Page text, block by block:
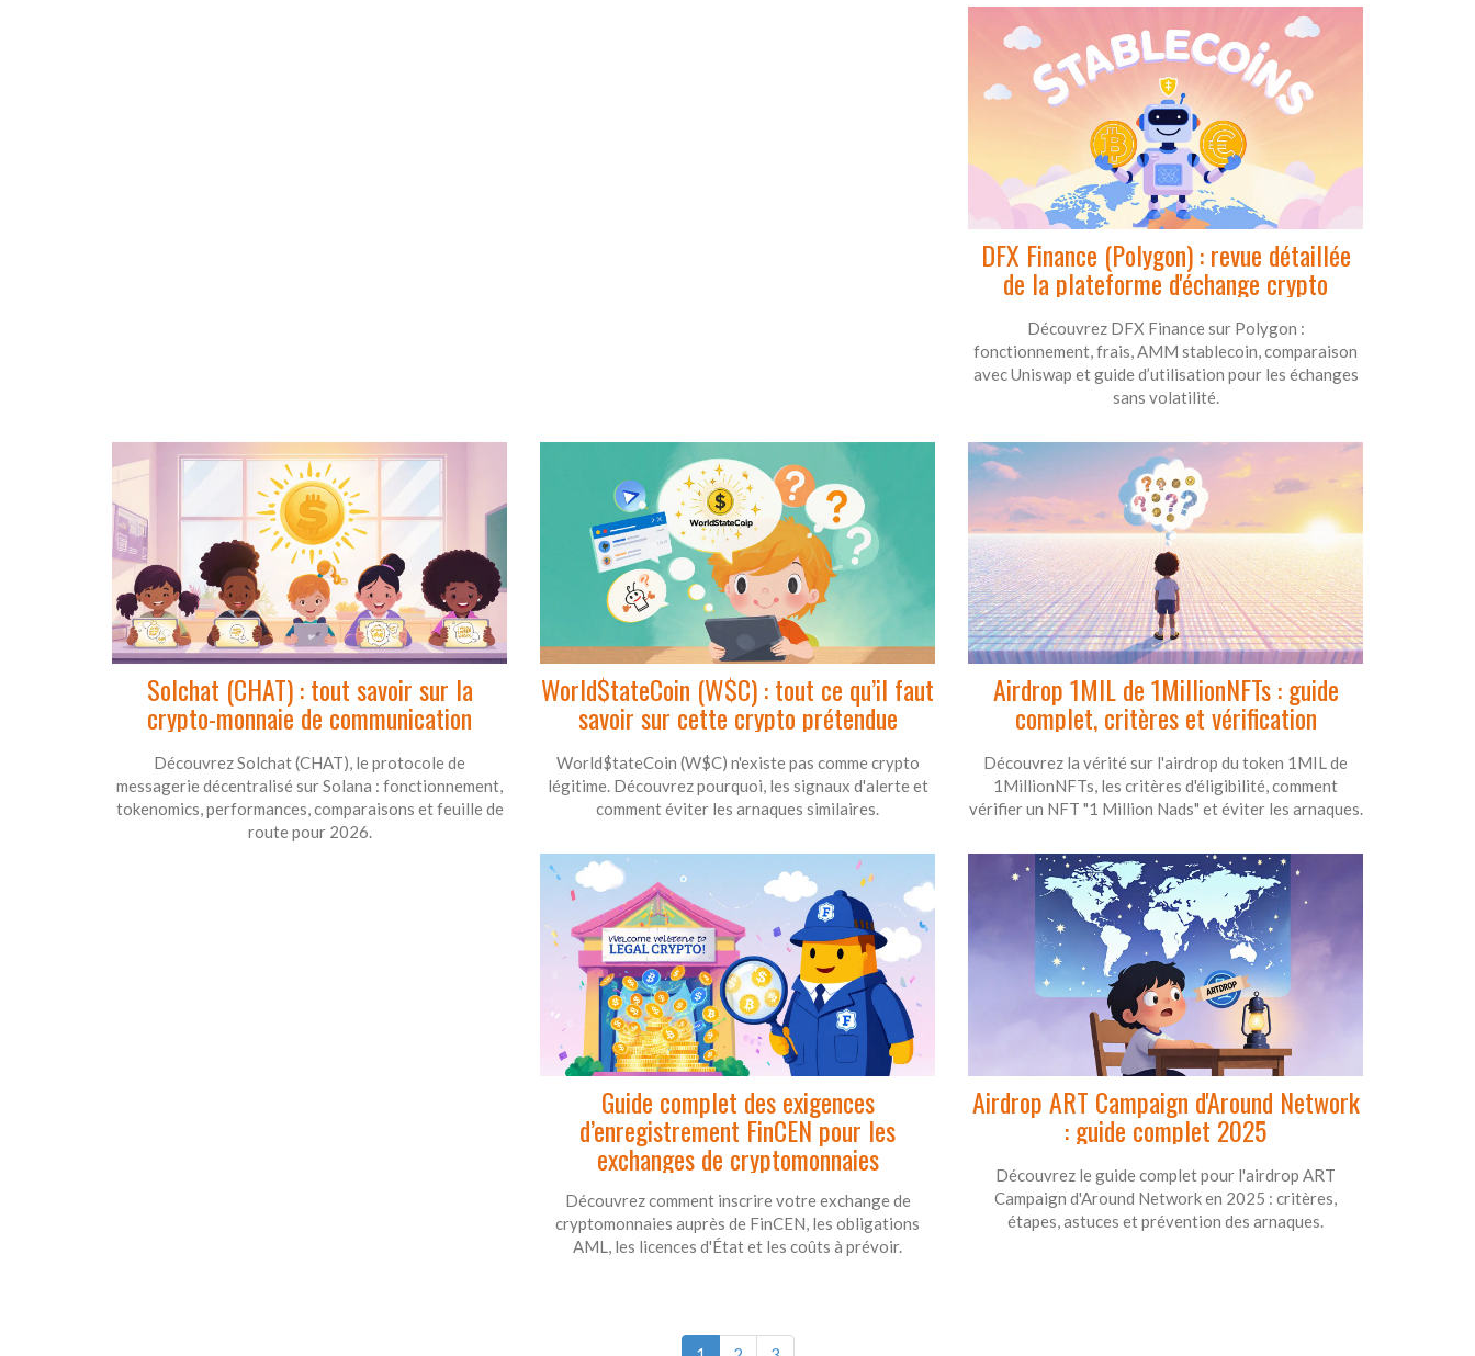
DFX Finance (Polygon) : revue détaillée
de la plateforme d'échange crypto
Découvrez DFX Finance sur Polygon :
fonctionnement, frais, AMM stablecoin, comparaison
avec Uniswap et guide d’utilisation pour les échanges
sans volatilité.
Solchat (CHAT) : tout savoir sur la
crypto-monnaie de communication
Découvrez Solchat (CHAT), le protocole de
messagerie décentralisé sur Solana : fonctionnement,
tokenomics, performances, comparaisons et feuille de
route pour 2026.
World$tateCoin (W$C) : tout ce qu’il faut
savoir sur cette crypto prétendue
World$tateCoin (W$C) n'existe pas comme crypto
légitime. Découvrez pourquoi, les signaux d'alerte et
comment éviter les arnaques similaires.
Airdrop 1MIL de 1MillionNFTs : guide
complet, critères et vérification
Découvrez la vérité sur l'airdrop du token 1MIL de
1MillionNFTs, les critères d'éligibilité, comment
vérifier un NFT "1 Million Nads" et éviter les arnaques.
Guide complet des exigences
d’enregistrement FinCEN pour les
exchanges de cryptomonnaies
Découvrez comment inscrire votre exchange de
cryptomonnaies auprès de FinCEN, les obligations
AML, les licences d'État et les coûts à prévoir.
Airdrop ART Campaign d'Around Network
: guide complet 2025
Découvrez le guide complet pour l'airdrop ART
Campaign d'Around Network en 2025 : critères,
étapes, astuces et prévention des arnaques.